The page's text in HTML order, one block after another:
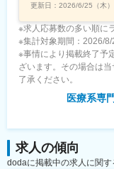
更新日： 2026/6/25（木）
※求人応募数の多い順に
※集計対象期間：2026/8/
※事情により掲載終了予
ざいます。その場合は
了承ください。
医療系専
求人の傾向
dodaに掲載中の求人に関す